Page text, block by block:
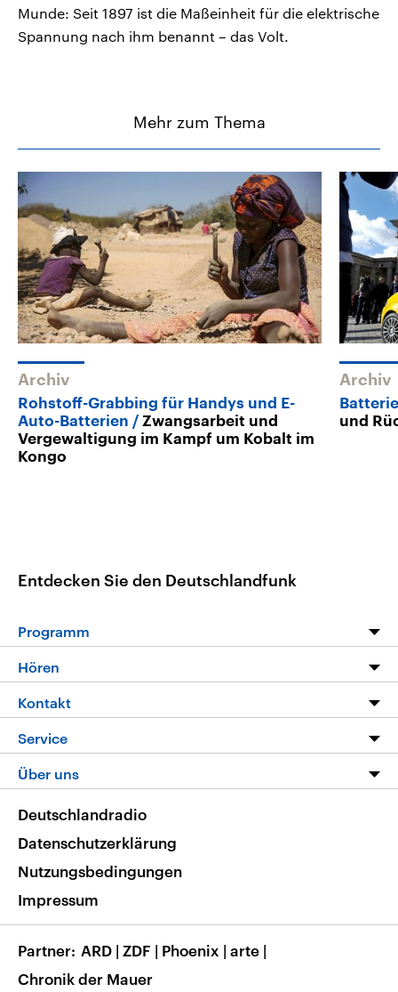
Munde: Seit 1897 ist die Maßeinheit für die elektrische
Spannung nach ihm benannt – das Volt.
Mehr zum Thema
Archiv
Rohstoff-Grabbing für Handys und E-
Auto-Batterien
Zwangsarbeit und
Vergewaltigung im Kampf um Kobalt im
Kongo
Archiv
und
Entdecken Sie den Deutschlandfunk
Programm
Programm
Die Nachrichten
Nachrichtenleicht
Neue Beiträge auf dlf.de
Hören
Livestream
Podcasts
Deutschlandfunk App
Nachrichten App
Frequenzen
Kontakt
Hörerservice
Service
FAQ
Veranstaltungen
Musikliste
RSS
Über uns
Barrierefreiheit
Deutschlandradio
Datenschutzerklärung
Nutzungsbedingungen
Impressum
Partner ARD | ZDF | Phoenix | arte |
Chronik der Mauer